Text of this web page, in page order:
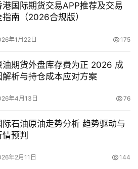
港国际期货交易APP推荐及交易
指南（2026合规版）
年1月22日 175
油期货外盘库存费为正 2026 成
解析与持仓成本应对方案
年4月13日 76
际石油原油走势分析 趋势驱动与
情预判
年2月11日 144